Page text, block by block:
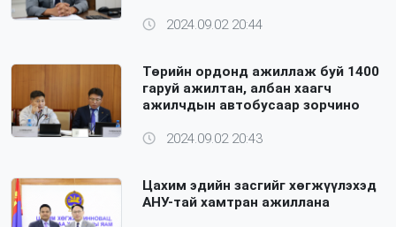
2024.09.02 20:44
Төрийн ордонд ажиллаж буй 1400
гаруй ажилтан, албан хаагч
ажилчдын автобусаар зорчино
2024.09.02 20:43
Цахим эдийн засгийг хөгжүүлэхэд
АНУ-тай хамтран ажиллана